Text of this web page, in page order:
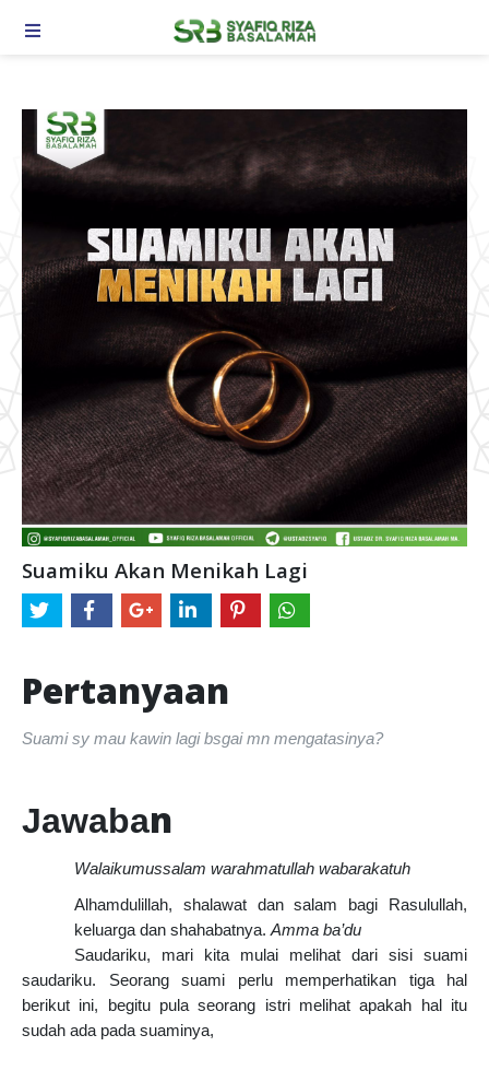
TOGGLE NAVIGATION
Suamiku Akan Menikah Lagi
Pertanyaan
Suami sy mau kawin lagi bsgai mn mengatasinya?
Jawaban
Walaikumussalam warahmatullah wabarakatuh
Alhamdulillah, shalawat dan salam bagi Rasulullah,
keluarga dan shahabatnya. Amma ba’du
Saudariku, mari kita mulai melihat dari sisi suami
saudariku. Seorang suami perlu memperhatikan tiga hal
berikut ini, begitu pula seorang istri melihat apakah hal itu
sudah ada pada suaminya,